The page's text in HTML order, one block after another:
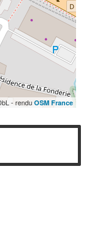
- rendu OSM France